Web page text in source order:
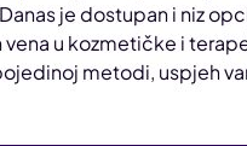
je dostupan i niz
vena u kozmetičke i
metodi, uspjeh